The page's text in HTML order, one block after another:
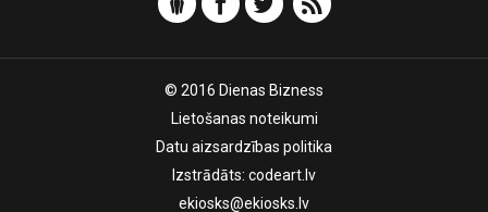
© 2016 Dienas Bizness
Lietošanas noteikumi
Datu aizsardzības politika
Izstrādāts: codeart.lv
ekiosks@ekiosks.lv